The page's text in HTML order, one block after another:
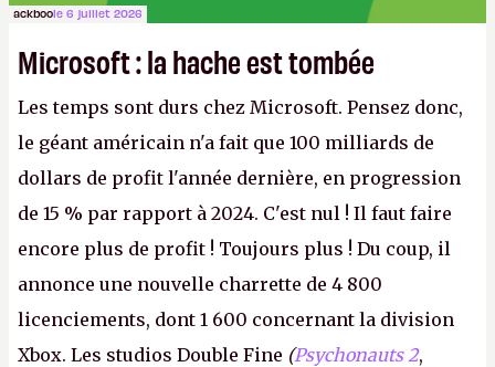
ackboole 6 juillet 2026
Microsoft : la hache est tombée
Les temps sont durs chez Microsoft. Pensez donc,
le géant américain n'a fait que 100 milliards de
dollars de profit l'année dernière, en progression
de 15 % par rapport à 2024. C'est nul ! Il faut faire
encore plus de profit ! Toujours plus ! Du coup, il
annonce une nouvelle charrette de 4 800
licenciements, dont 1 600 concernant la division
Xbox. Les studios Double Fine (Psychonauts 2,